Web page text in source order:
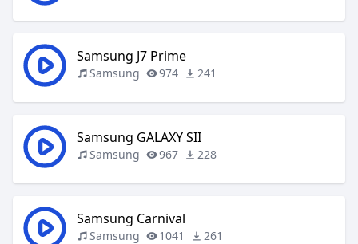
Samsung J7 Prime
Samsung 974 241
Samsung GALAXY SII
Samsung 967 228
Samsung Carnival
Samsung 1041 261